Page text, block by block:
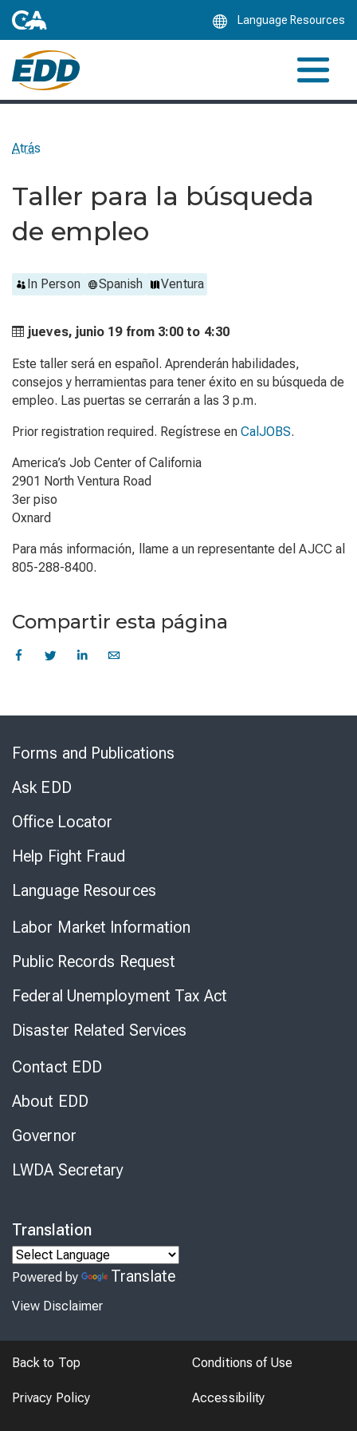
Language Resources
Atrás
Taller para la búsqueda
de empleo
In Person Spanish Ventura
jueves, junio 19 from 3:00 to 4:30
Este taller será en español. Aprenderán habilidades,
consejos y herramientas para tener éxito en su búsqueda de
empleo. Las puertas se cerrarán a las 3 p.m.
Prior registration required. Regístrese en CalJOBS.
America’s Job Center of California
2901 North Ventura Road
3er piso
Oxnard
Para más información, llame a un representante del AJCC al
805-288-8400.
Compartir esta página
Forms and Publications
Ask EDD
Office Locator
Help Fight Fraud
Language Resources
Labor Market Information
Public Records Request
Federal Unemployment Tax Act
Disaster Related Services
Contact EDD
About EDD
Governor
LWDA Secretary
Translation
Powered by Translate
View Disclaimer
Back to Top Conditions of Use
Privacy Policy Accessibility